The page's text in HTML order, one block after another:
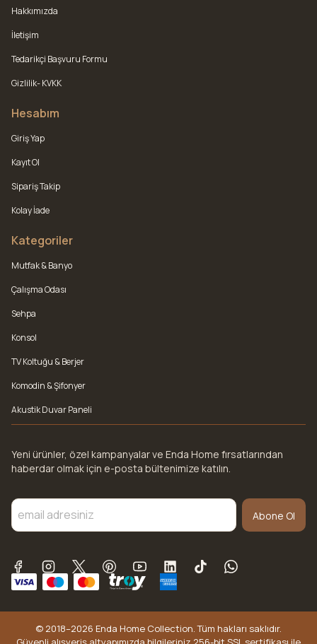
Hakkımızda
İletişim
Tedarikçi Başvuru Formu
Gizlilik- KVKK
Hesabım
Giriş Yap
Kayıt Ol
Sipariş Takip
Kolay İade
Kategoriler
Mutfak & Banyo
Çalışma Odası
Sehpa
Konsol
TV Koltuğu & Berjer
Komodin & Şifonyer
Akustik Duvar Paneli
Yeni ürünler, özel kampanyalar ve Enda Home fırsatlarından
haberdar olmak için e-posta bültenimize katılın.
Abone Ol
© 2018–2026 Enda Home Collection. Tüm hakları saklıdır.